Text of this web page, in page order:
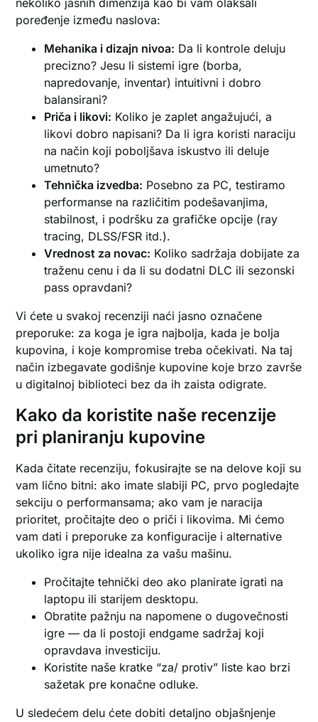
nekoliko jasnih dimenzija kao bi vam olakšali
poređenje između naslova:
Mehanika i dizajn nivoa: Da li kontrole deluju
precizno? Jesu li sistemi igre (borba,
napredovanje, inventar) intuitivni i dobro
balansirani?
Priča i likovi: Koliko je zaplet angažujući, a
likovi dobro napisani? Da li igra koristi naraciju
na način koji poboljšava iskustvo ili deluje
umetnuto?
Tehnička izvedba: Posebno za PC, testiramo
performanse na različitim podešavanjima,
stabilnost, i podršku za grafičke opcije (ray
tracing, DLSS/FSR itd.).
Vrednost za novac: Koliko sadržaja dobijate za
traženu cenu i da li su dodatni DLC ili sezonski
pass opravdani?
Vi ćete u svakoj recenziji naći jasno označene
preporuke: za koga je igra najbolja, kada je bolja
kupovina, i koje kompromise treba očekivati. Na taj
način izbegavate godišnje kupovine koje brzo završe
u digitalnoj biblioteci bez da ih zaista odigrate.
Kako da koristite naše recenzije
pri planiranju kupovine
Kada čitate recenziju, fokusirajte se na delove koji su
vam lično bitni: ako imate slabiji PC, prvo pogledajte
sekciju o performansama; ako vam je naracija
prioritet, pročitajte deo o priči i likovima. Mi ćemo
vam dati i preporuke za konfiguracije i alternative
ukoliko igra nije idealna za vašu mašinu.
Pročitajte tehnički deo ako planirate igrati na
laptopu ili starijem desktopu.
Obratite pažnju na napomene o dugovečnosti
igre — da li postoji endgame sadržaj koji
opravdava investiciju.
Koristite naše kratke “za/ protiv” liste kao brzi
sažetak pre konačne odluke.
U sledećem delu ćete dobiti detaljno objašnjenje